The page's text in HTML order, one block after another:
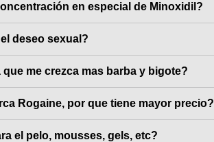
en especial de Minoxidil?
deseo sexual?
me crezca mas barba y bigote?
Rogaine, por que tiene mayor precio?
el pelo, mousses, gels, etc?